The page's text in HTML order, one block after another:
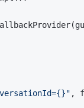
,